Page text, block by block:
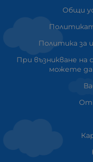
Общи
Политика за
При възникване на
можете да